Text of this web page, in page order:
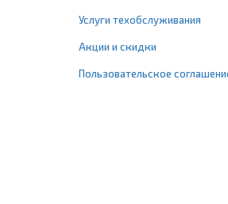
Услуги техобслуживания
Акции и скидки
Пользовательское